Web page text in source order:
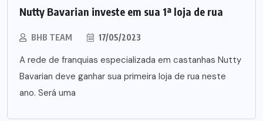
Nutty Bavarian investe em sua 1ª loja de rua
BHB TEAM 17/05/2023
A rede de franquias especializada em castanhas Nutty
Bavarian deve ganhar sua primeira loja de rua neste
ano. Será uma